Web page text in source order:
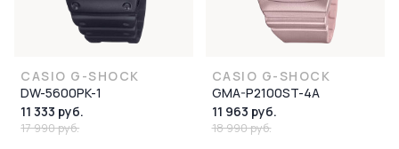
CASIO G-SHOCK
DW-5600PK-1
11 333 руб.
17 990 руб.
CASIO G-SHOCK
GMA-P2100ST-4A
11 963 руб.
18 990 руб.